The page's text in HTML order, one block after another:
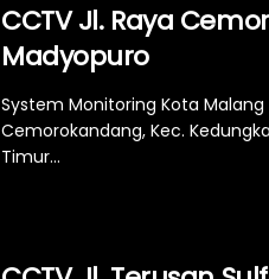
CCTV Jl. Raya
Madyopuro
System Monitoring Kota Malang
Cemorokandang, Kec.
Timur...